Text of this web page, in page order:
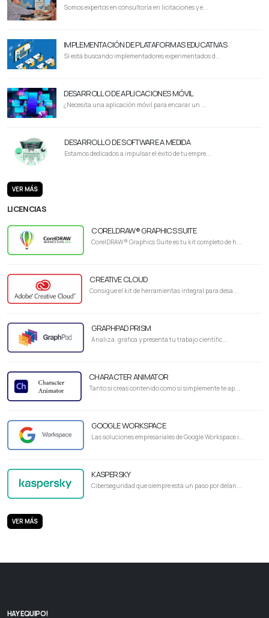
Somos expertos en consultoría en licitaciones y e...
IMPLEMENTACIÓN DE PLATAFORMAS EDUCATIVAS
Si está buscando implementadores experimentados d...
DESARROLLO DE APLICACIONES MÓVIL
¿Necesita una aplicación móvil para encarar un ...
DESARROLLO DE SOFTWARE A MEDIDA
Estamos dedicados a impulsar el éxito de tu empre...
VER MÁS
LICENCIAS
CORELDRAW® GRAPHICS SUITE
CorelDRAW® Graphics Suite es tu kit completo de h...
CREATIVE CLOUD
Consigue el kit de herramientas integral para desa...
GRAPHPAD PRISM
Analiza, gráfica y presenta tu trabajo científic...
CHARACTER ANIMATOR
Tanto si creas contenido como si simplemente te ap...
GOOGLE WORKSPACE
Las soluciones empresariales de Google Workspace i...
KASPERSKY
Ciberseguridad que siempre está un paso por delan...
VER MÁS
HAY EQUIPO!